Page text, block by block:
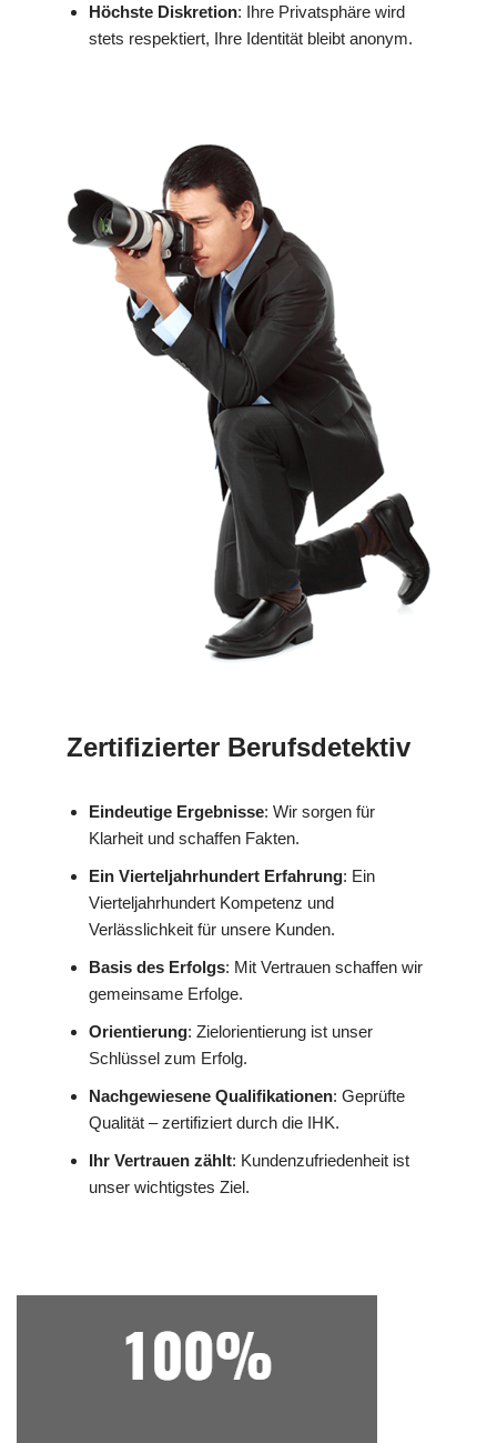
Höchste Diskretion: Ihre Privatsphäre wird
stets respektiert, Ihre Identität bleibt anonym.
Zertifizierter Berufsdetektiv
Eindeutige Ergebnisse: Wir sorgen für
Klarheit und schaffen Fakten.
Ein Vierteljahrhundert Erfahrung: Ein
Vierteljahrhundert Kompetenz und
Verlässlichkeit für unsere Kunden.
Basis des Erfolgs: Mit Vertrauen schaffen wir
gemeinsame Erfolge.
Orientierung: Zielorientierung ist unser
Schlüssel zum Erfolg.
Nachgewiesene Qualifikationen: Geprüfte
Qualität – zertifiziert durch die IHK.
Ihr Vertrauen zählt: Kundenzufriedenheit ist
unser wichtigstes Ziel.